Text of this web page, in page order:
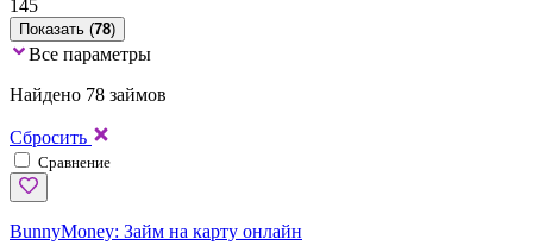
145
Показать (78)
Все параметры
Найдено 78 займов
Сбросить
Сравнение
BunnyMoney: Займ на карту онлайн